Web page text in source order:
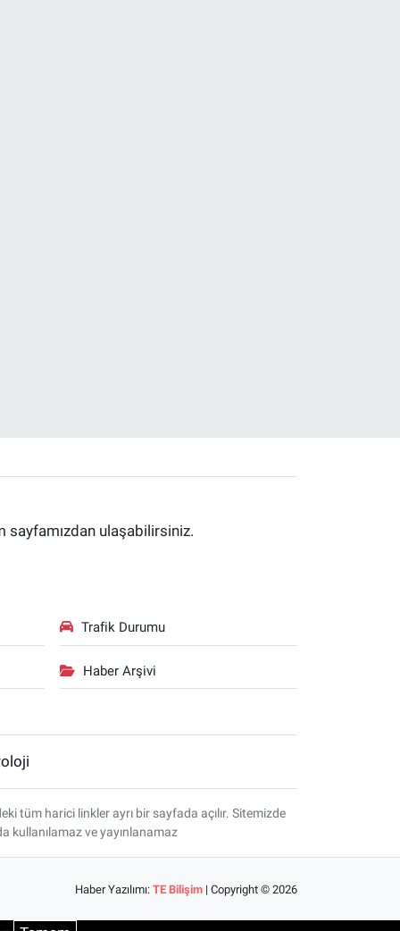
sayfamızdan ulaşabilirsiniz.
Trafik Durumu
Haber Arşivi
tüm harici linkler ayrı bir sayfada açılır. Sitemizde
kullanılamaz ve yayınlanamaz
Haber Yazılımı:TE Bilişim | Copyright © 2026